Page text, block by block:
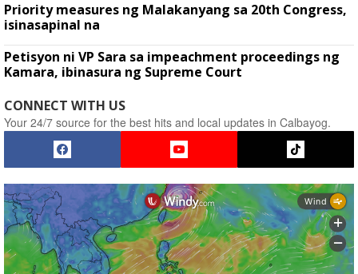
Priority measures ng Malakanyang sa 20th Congress,
isinasapinal na
Petisyon ni VP Sara sa impeachment proceedings ng
Kamara, ibinasura ng Supreme Court
CONNECT WITH US
Your 24/7 source for the best hits and local updates in Calbayog.